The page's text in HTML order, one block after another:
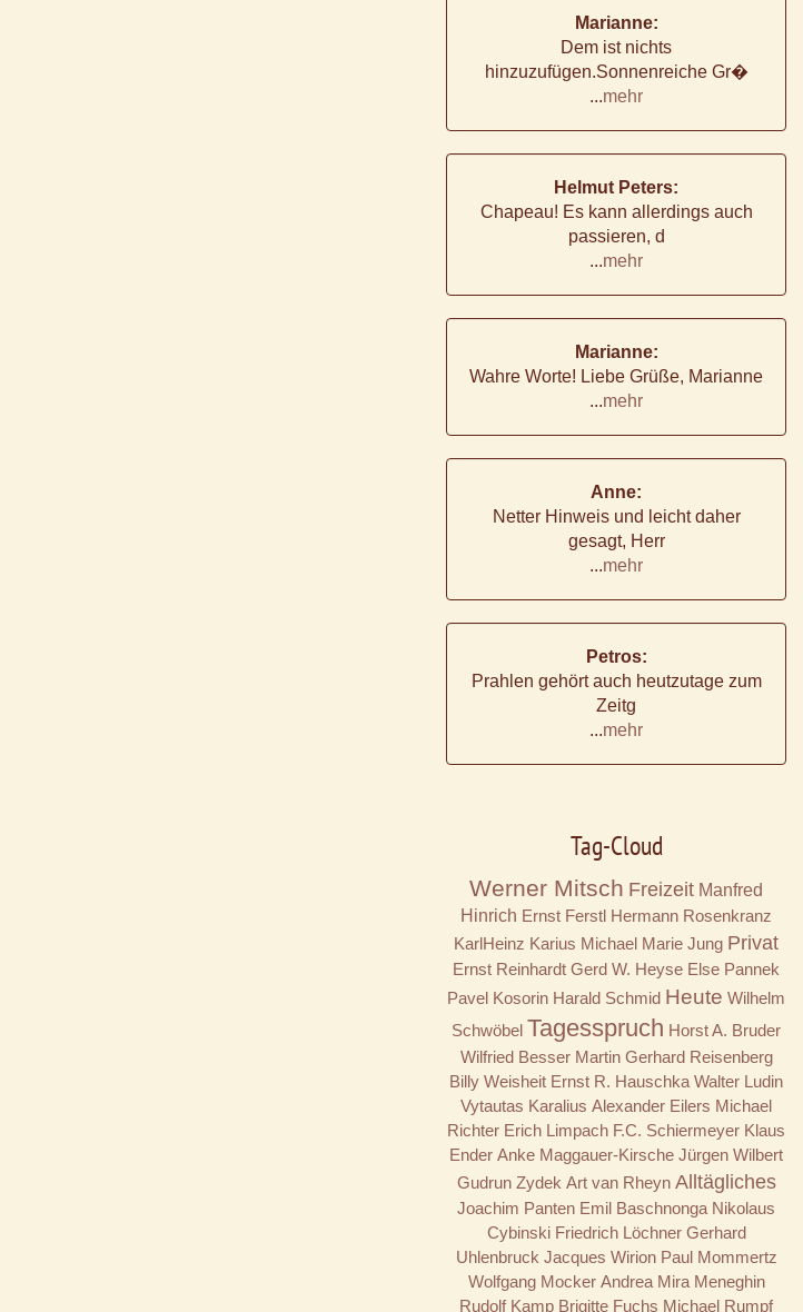
Marianne:
Dem ist nichts
hinzuzufügen.Sonnenreiche Gr�
...mehr
Helmut Peters:
Chapeau! Es kann allerdings auch
passieren, d
...mehr
Marianne:
Wahre Worte! Liebe Grüße, Marianne
...mehr
Anne:
Netter Hinweis und leicht daher
gesagt, Herr
...mehr
Petros:
Prahlen gehört auch heutzutage zum
Zeitg
...mehr
Tag-Cloud
Werner Mitsch Freizeit Manfred
Hinrich Ernst Ferstl Hermann Rosenkranz
KarlHeinz Karius Michael Marie Jung Privat
Ernst Reinhardt Gerd W. Heyse Else Pannek
Pavel Kosorin Harald Schmid Heute Wilhelm
Schwöbel Tagesspruch Horst A. Bruder
Wilfried Besser Martin Gerhard Reisenberg
Billy Weisheit Ernst R. Hauschka Walter Ludin
Vytautas Karalius Alexander Eilers Michael
Richter Erich Limpach F.C. Schiermeyer Klaus
Ender Anke Maggauer-Kirsche Jürgen Wilbert
Gudrun Zydek Art van Rheyn Alltägliches
Joachim Panten Emil Baschnonga Nikolaus
Cybinski Friedrich Löchner Gerhard
Uhlenbruck Jacques Wirion Paul Mommertz
Wolfgang Mocker Andrea Mira Meneghin
Rudolf Kamp Brigitte Fuchs Michael Rumpf